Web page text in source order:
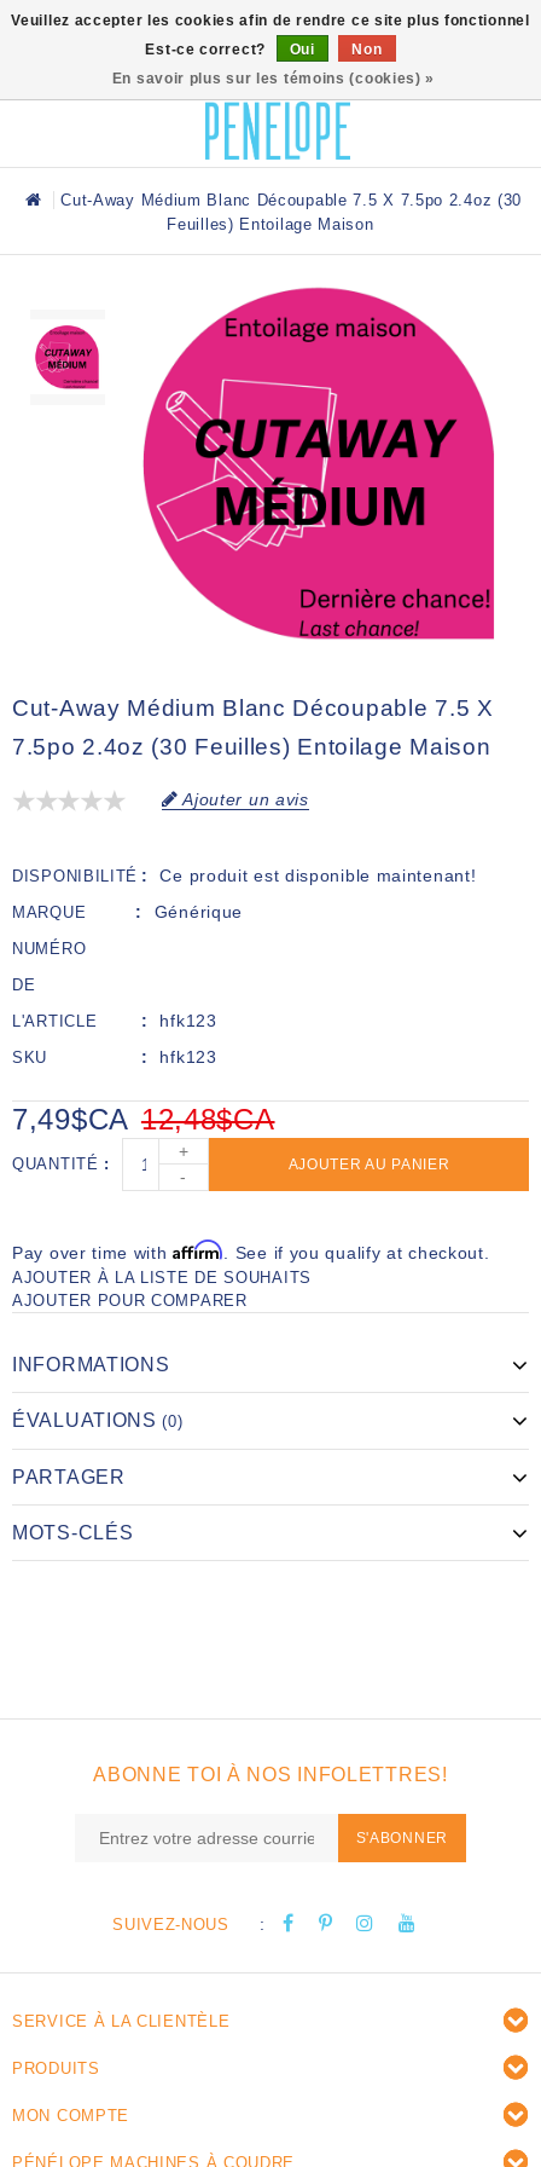
Cut-Away Médium Blanc Découpable 7.5 X 7.5po 2.4oz (30
Feuilles) Entoilage Maison
Cut-Away Médium Blanc Découpable 7.5 X
7.5po 2.4oz (30 Feuilles) Entoilage Maison
Ajouter un avis
DISPONIBILITÉ Ce produit est disponible maintenant!
MARQUE Générique
NUMÉRO
DE
L'ARTICLE
hfk123
SKU hfk123
12,48$CA
7,49$CA
QUANTITÉ
+
-
AJOUTER AU PANIER
Pay over time withAffirm . See if you qualify at checkout.
AJOUTER À LA LISTE DE SOUHAITS
AJOUTER POUR COMPARER
INFORMATIONS
ÉVALUATIONS(0)
PARTAGER
MOTS-CLÉS
ABONNE TOI À NOS INFOLETTRES!
S'ABONNER
SUIVEZ-NOUS :
SERVICE À LA CLIENTÈLE
PRODUITS
MON COMPTE
PÉNÉLOPE MACHINES À COUDRE
Veuillez accepter les cookies afin de rendre ce site plus fonctionnel
Est-ce correct?
Oui
Non
En savoir plus sur les témoins (cookies) »